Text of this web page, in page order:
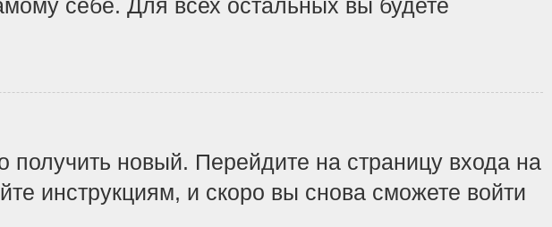
себе. Для всех остальных вы будете
получить новый. Перейдите на страницу входа на
инструкциям, и скоро вы снова сможете войти